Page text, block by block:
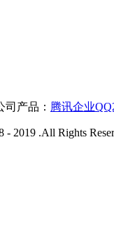
产品： 腾讯企业
- 2019 .All Rights